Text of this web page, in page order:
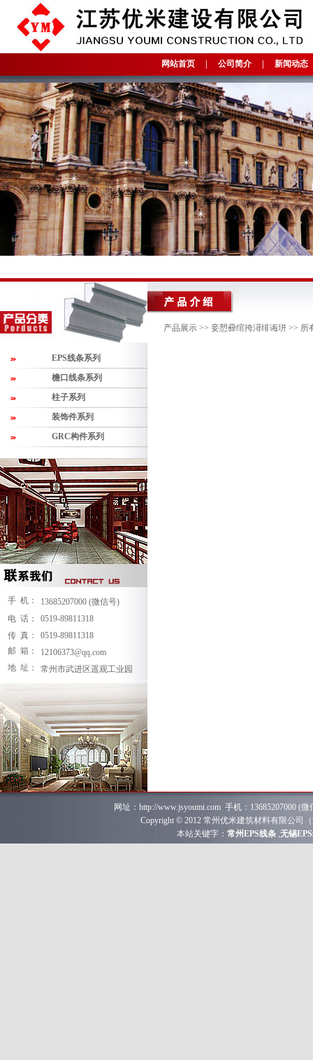
网站首页| 公司简介| 新闻动态
EPS线条系列
檐口线条系列
柱子系列
装饰件系列
GRC构件系列
手 机： 13685207000(微信号)
电 话：
0519-89811318
传 真：
0519-89811318
邮 箱：
12106373@qq.com
地 址：
常州市武进区遥观工业园
产品展示 >> 妾愬彛绾挎潯绯诲垪 >> 所
网址： http://www.jsyoumi.com 手机： 13685207000 (微
Copyright © 2012 常州优米建筑材料有限公司
本站关键字： 常州EPS线条 ,无锡